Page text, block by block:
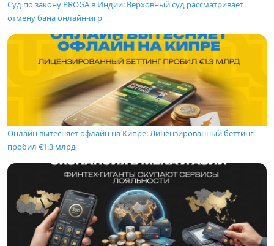
Суд по закону PROGA в Индии: Верховный суд рассматривает
отмену бана онлайн-игр
Онлайн вытесняет офлайн на Кипре: Лицензированный беттинг
пробил €1.3 млрд